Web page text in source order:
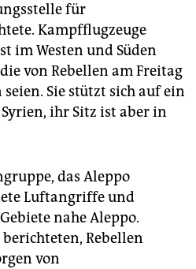
für
Kampfflugzeuge
im Westen und Süden
von Rebellen am Freitag
Sie stützt sich auf ein
ihr Sitz ist aber in
das Aleppo
Luftangriffe und
nahe Aleppo.
Rebellen
von